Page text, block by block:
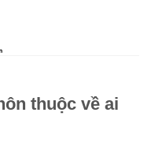
thuộc về ai